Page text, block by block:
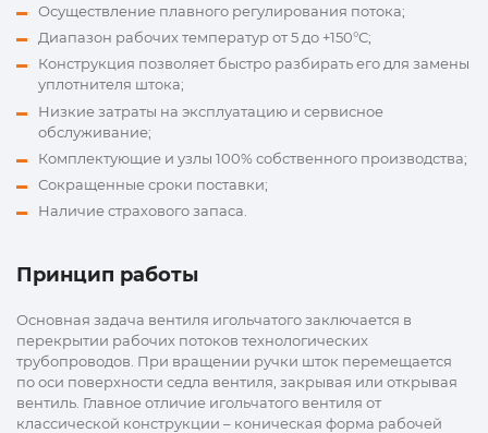
Осуществление плавного регулирования потока;
Диапазон рабочих температур от 5 до +150°С;
Конструкция позволяет быстро разбирать его для замены
уплотнителя штока;
Низкие затраты на эксплуатацию и сервисное
обслуживание;
Комплектующие и узлы 100% собственного производства;
Сокращенные сроки поставки;
Наличие страхового запаса.
Принцип работы
Основная задача вентиля игольчатого заключается в
перекрытии рабочих потоков технологических
трубопроводов. При вращении ручки шток перемещается
по оси поверхности седла вентиля, закрывая или открывая
вентиль. Главное отличие игольчатого вентиля от
классической конструкции – коническая форма рабочей